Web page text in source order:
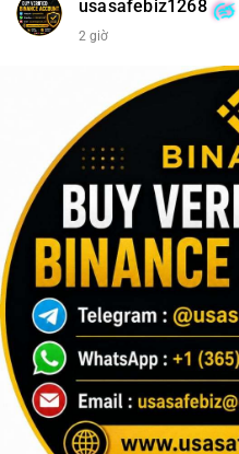
usasafebiz1268
2 giờ